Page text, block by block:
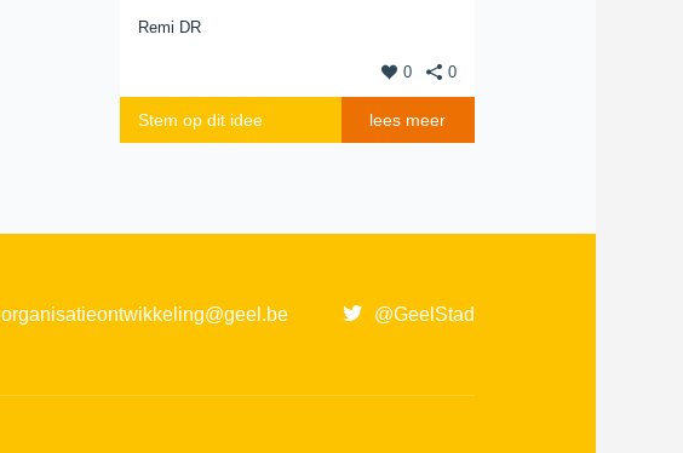
Remi DR
0 0
Stem op dit idee lees meer
organisatieontwikkeling@geel.be @GeelStad